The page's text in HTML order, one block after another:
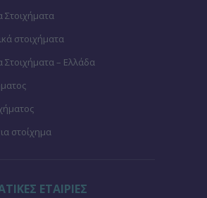
Στοιχήματα
στοιχήματα
– Ελλάδα
στοίχημα
ΕΤΑΙΡΙΕΣ